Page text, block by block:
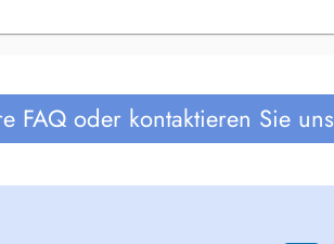
FAQ oder kontaktieren Sie uns